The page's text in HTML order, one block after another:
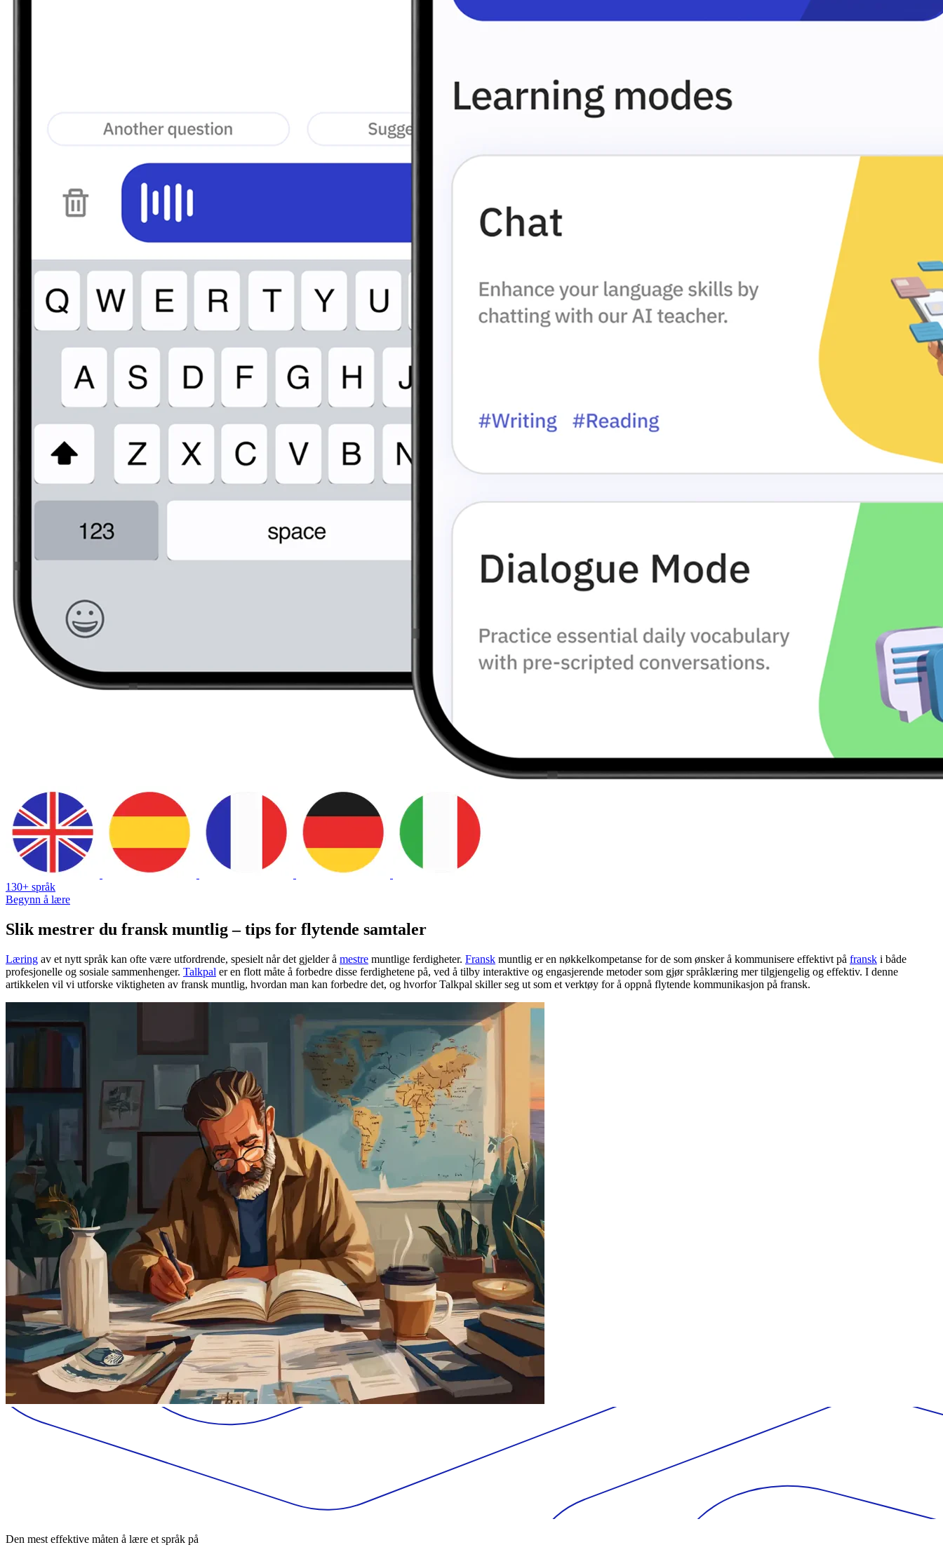
130+ språk
Begynn å lære
Slik mestrer du fransk muntlig – tips for flytende samtaler
Læring av et nytt språk kan ofte være utfordrende, spesielt når det gjelder å mestre muntlige ferdigheter. Fransk muntlig er en nøkkelkompetanse for de som ønsker å kommunisere effektivt på fransk i både
profesjonelle og sosiale sammenhenger. Talkpal er en flott måte å forbedre disse ferdighetene på, ved å tilby interaktive og engasjerende metoder som gjør språklæring mer tilgjengelig og effektiv. I denne
artikkelen vil vi utforske viktigheten av fransk muntlig, hvordan man kan forbedre det, og hvorfor Talkpal skiller seg ut som et verktøy for å oppnå flytende kommunikasjon på fransk.
Den mest effektive måten å lære et språk på